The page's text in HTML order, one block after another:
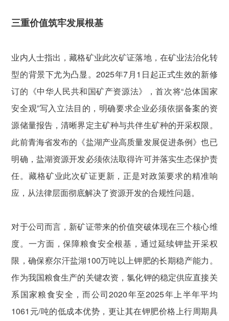
三重价值筑牢发展根基
业内人士指出，藏格矿业此次矿证落地，在矿业法治化转
型的背景下尤为凸显。2025年7月1日起正式生效的新修
订的《中华人民共和国矿产资源法》，首次将“总体国家
安全观”写入立法目的，明确要求企业必须依据备案的资
源储量报告，清晰界定主矿种与共伴生矿种的开采权限。
此前青海省发布的《盐湖产业高质量发展促进条例》也已
明确，盐湖资源开发必须依法取得许可并落实生态保护责
任。藏格矿业此次矿证更新，正是对政策要求的精准响
应，从法律层面彻底解决了资源开发的合规性问题。
对于公司而言，新矿证带来的价值突破体现在三个核心维
度。一方面，保障粮食安全根基，通过延续钾盐开采权
限，确保察尔汗盐湖100万吨以上钾肥的长期稳产能力。
作为我国粮食生产的关键农资，氯化钾的稳定供应直接关
系国家粮食安全，而公司2020年至2025年上半年平均
1061元/吨的低成本优势，更让其在钾肥价格上行周期具